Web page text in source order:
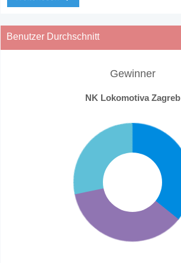
Benutzer Durchschnitt
Gewinner
NK Lokomotiva Zagreb